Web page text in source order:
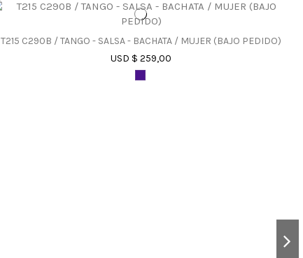
T215 C290B / TANGO - SALSA - BACHATA / MUJER (BAJO PEDIDO)
USD $ 259,00